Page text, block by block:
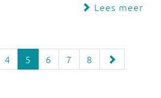
Lees meer
4 5 6 7 8